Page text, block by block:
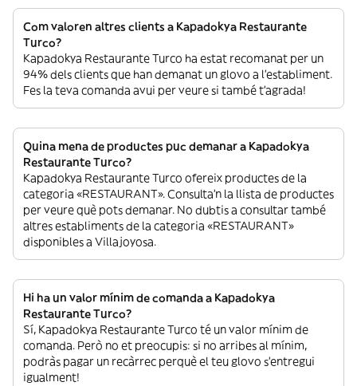
Com valoren altres clients a Kapadokya Restaurante
Turco?
Kapadokya Restaurante Turco ha estat recomanat per un
94% dels clients que han demanat un glovo a l’establiment.
Fes la teva comanda avui per veure si també t’agrada!
Quina mena de productes puc demanar a Kapadokya
Restaurante Turco?
Kapadokya Restaurante Turco ofereix productes de la
categoria «RESTAURANT». Consulta’n la llista de productes
per veure què pots demanar. No dubtis a consultar també
altres establiments de la categoria «RESTAURANT»
disponibles a Villajoyosa.
Hi ha un valor mínim de comanda a Kapadokya
Restaurante Turco?
Sí, Kapadokya Restaurante Turco té un valor mínim de
comanda. Però no et preocupis: si no arribes al mínim,
podràs pagar un recàrrec perquè el teu glovo s’entregui
igualment!